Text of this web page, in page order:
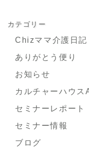
カテゴリー
Chizママ介護日記
ありがとう便り
お知らせ
カルチャーハウス
セミナーレポート
セミナー情報
ブログ